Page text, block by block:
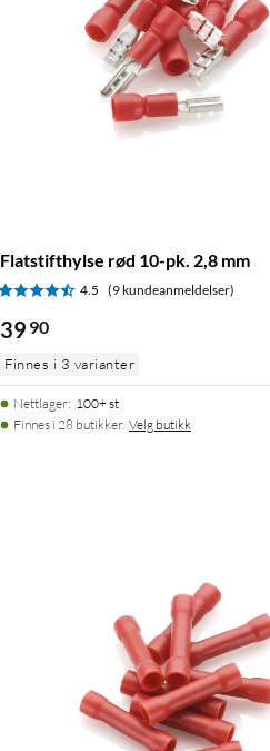
Flatstifthylse rød 10-pk. 2,8 mm
4.5 (9 kundeanmeldelser)
39 90
Finnes i 3 varianter
Nettlager: 100+ st
Finnes i 28 butikker. Velg butikk